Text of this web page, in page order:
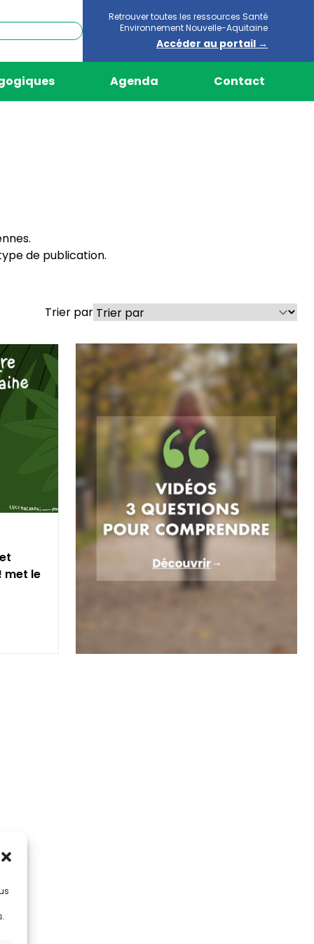
Retrouver toutes les ressources Santé
Environnement Nouvelle-Aquitaine
Accéder au portail →
Agenda Contact
de publication.
Trier par
met le